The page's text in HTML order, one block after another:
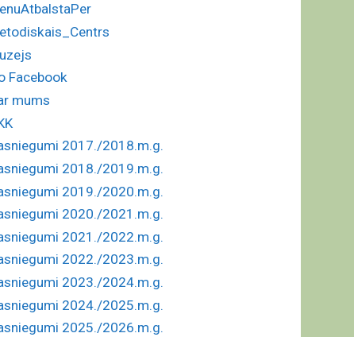
Facebook
mums
2017./2018.m.g.
2018./2019.m.g.
2019./2020.m.g.
2020./2021.m.g.
2021./2022.m.g.
2022./2023.m.g.
2023./2024.m.g.
2024./2025.m.g.
2025./2026.m.g.